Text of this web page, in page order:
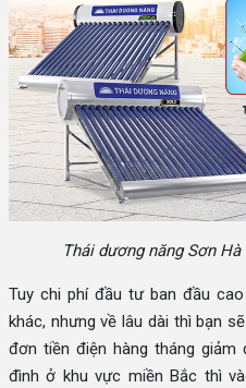
Thái dương năng Sơn
Tuy chi phí đầu tư ban đầu
khác, nhưng về lâu dài thì bạn
đơn tiền điện hàng tháng
đình ở khu vực miền Bắc thì